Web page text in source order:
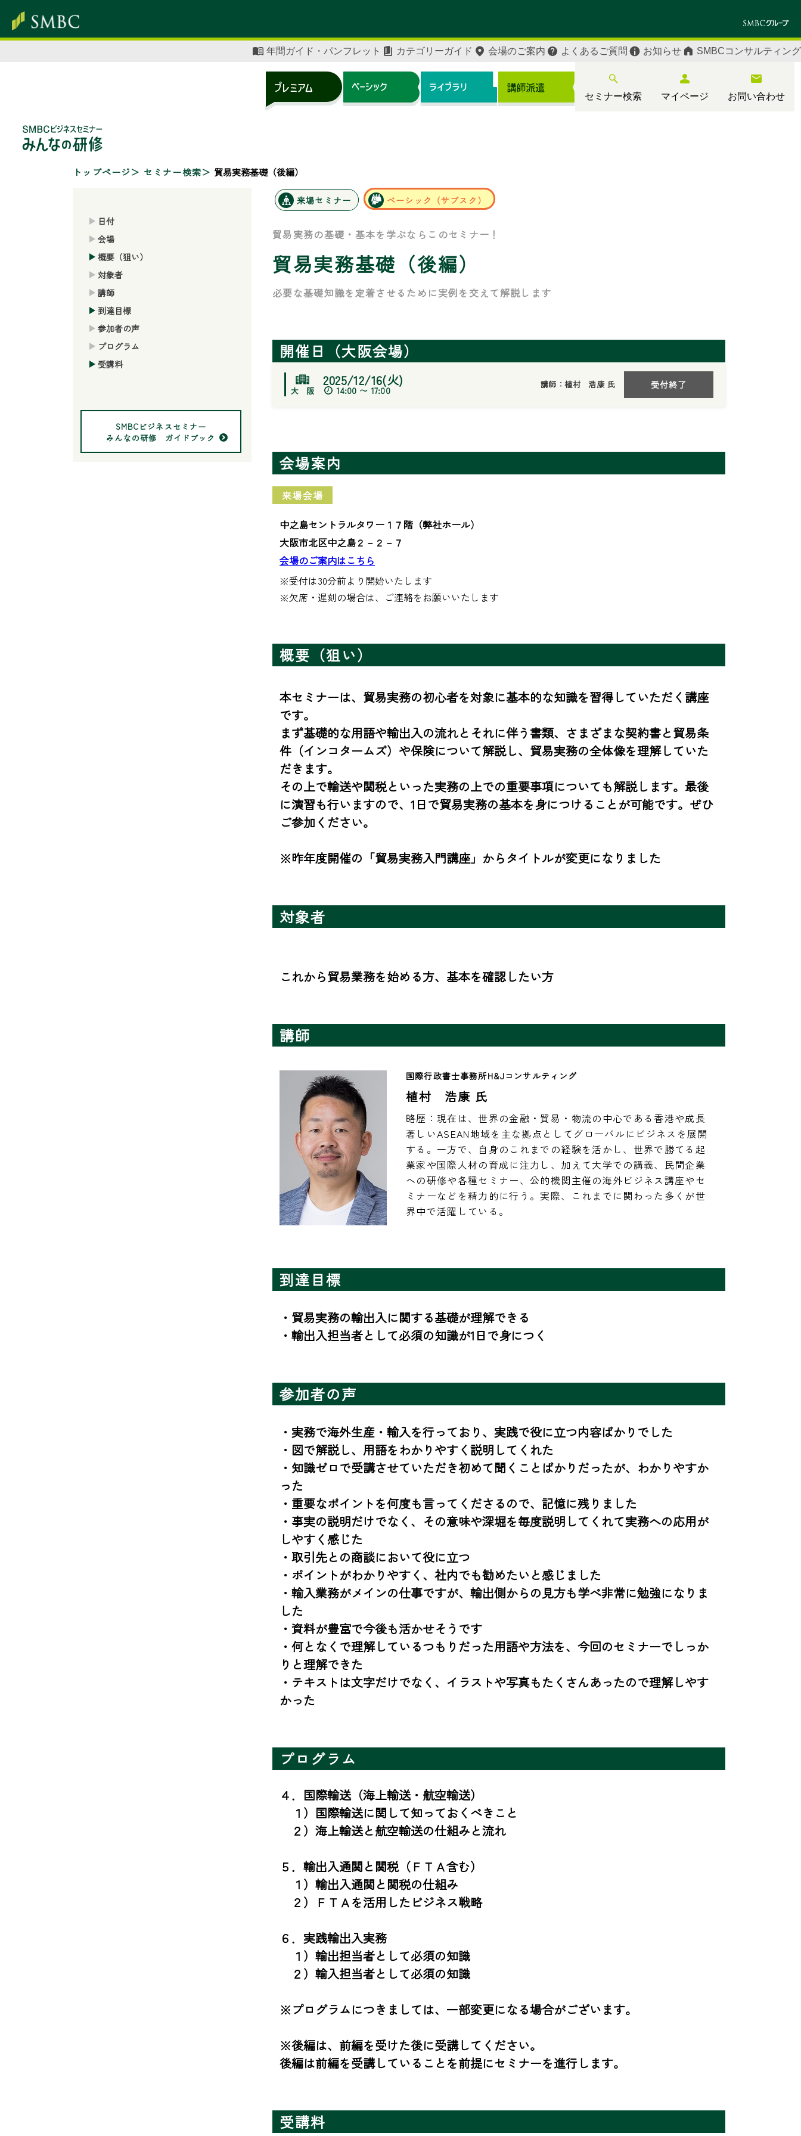
セミナー検索 マイページ お問い合わせ
年間ガイド・パンフレット カテゴリーガイド 会場のご案内 よくあるご質問 お知らせ SMBCコンサルティング
トップページ セミナー検索 貿易実務基礎（後編）
日付
会場
概要（狙い）
対象者
講師
到達目標
参加者の声
プログラム
受講料
SMBCビジネスセミナー
みんなの研修 ガイドブック
来場セミナー ベーシック（サブスク）
貿易実務の基礎・基本を学ぶならこのセミナー！
貿易実務基礎（後編）
必要な基礎知識を定着させるために実例を交えて解説します
開催日（大阪会場）
2025/12/16(火)
14:00 〜 17:00
講師：植村 浩康 氏 受付終了
会場案内
来場会場
中之島セントラルタワー１７階（弊社ホール）
大阪市北区中之島２－２－７
会場のご案内はこちら
※受付は30分前より開始いたします
※欠席・遅刻の場合は、ご連絡をお願いいたします
概要（狙い）
本セミナーは、貿易実務の初心者を対象に基本的な知識を習得していただく講座
です。
まず基礎的な用語や輸出入の流れとそれに伴う書類、さまざまな契約書と貿易条
件（インコタームズ）や保険について解説し、貿易実務の全体像を理解していた
だきます。
その上で輸送や関税といった実務の上での重要事項についても解説します。最後
に演習も行いますので、1日で貿易実務の基本を身につけることが可能です。ぜひ
ご参加ください。
※昨年度開催の「貿易実務入門講座」からタイトルが変更になりました
対象者
これから貿易業務を始める方、基本を確認したい方
講師
国際行政書士事務所H&Jコンサルティング
植村 浩康 氏
略歴：現在は、世界の金融・貿易・物流の中心である香港や成長
著しいASEAN地域を主な拠点としてグローバルにビジネスを展開
する。一方で、自身のこれまでの経験を活かし、世界で勝てる起
業家や国際人材の育成に注力し、加えて大学での講義、民間企業
への研修や各種セミナー、公的機関主催の海外ビジネス講座やセ
ミナーなどを精力的に行う。実際、これまでに関わった多くが世
界中で活躍している。
到達目標
・貿易実務の輸出入に関する基礎が理解できる
・輸出入担当者として必須の知識が1日で身につく
参加者の声
・実務で海外生産・輸入を行っており、実践で役に立つ内容ばかりでした
・図で解説し、用語をわかりやすく説明してくれた
・知識ゼロで受講させていただき初めて聞くことばかりだったが、わかりやすか
った
・重要なポイントを何度も言ってくださるので、記憶に残りました
・事実の説明だけでなく、その意味や深堀を毎度説明してくれて実務への応用が
しやすく感じた
・取引先との商談において役に立つ
・ポイントがわかりやすく、社内でも勧めたいと感じました
・輸入業務がメインの仕事ですが、輸出側からの見方も学べ非常に勉強になりま
した
・資料が豊富で今後も活かせそうです
・何となくで理解しているつもりだった用語や方法を、今回のセミナーでしっか
りと理解できた
・テキストは文字だけでなく、イラストや写真もたくさんあったので理解しやす
かった
プログラム
４．国際輸送（海上輸送・航空輸送）
１）国際輸送に関して知っておくべきこと
２）海上輸送と航空輸送の仕組みと流れ
５．輸出入通関と関税（ＦＴＡ含む）
１）輸出入通関と関税の仕組み
２）ＦＴＡを活用したビジネス戦略
６．実践輸出入実務
１）輸出担当者として必須の知識
２）輸入担当者として必須の知識
※プログラムにつきましては、一部変更になる場合がございます。
※後編は、前編を受けた後に受講してください。
後編は前編を受講していることを前提にセミナーを進行します。
受講料